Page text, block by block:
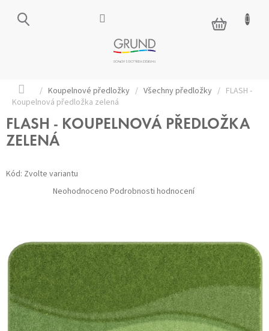
NÁKUPNÍ
KOŠÍK
Domů
/ Koupelnové předložky / Všechny předložky / FLASH -
Koupelnová předložka zelená
FLASH - KOUPELNOVÁ PŘEDLOŽKA
ZELENÁ
Kód: Zvolte variantu
Průměrné
hodnocení
Neohodnoceno Podrobnosti hodnocení